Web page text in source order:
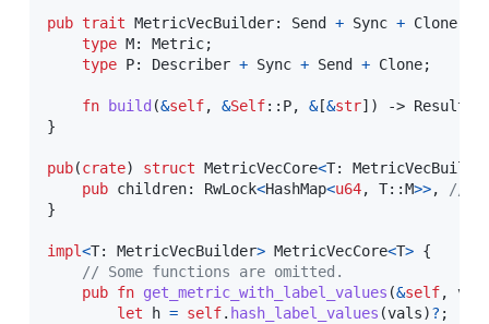
pub trait MetricVecBuilder: Send + Sync + Clone
type M: Metric;
type P: Describer + Sync + Send + Clone;
fn build (&self, &Self:: P, &[&str] ) -> Result
}
pub(crate) struct MetricVecCore<T:
pub children: RwLock<HashMap<u64, T::M>>,
//
}
impl<T: MetricVecBuilder> MetricVecCore<T> {
// Some functions are omitted.
pub fn get_metric_with_label_values (&self,
let h = self. hash_label_values (vals)? ;